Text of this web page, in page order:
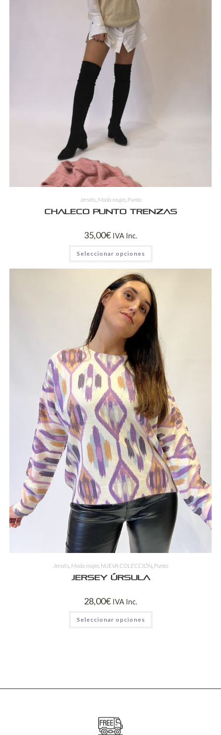
Jerséis, Moda mujer, Punto
Chaleco punto trenzas
35,00€ IVA Inc.
Seleccionar opciones
Jerséis Moda mujer, NUEVA COLECCIÓN, Punto
Jersey Úrsula
28,00€ IVA Inc.
Seleccionar opciones